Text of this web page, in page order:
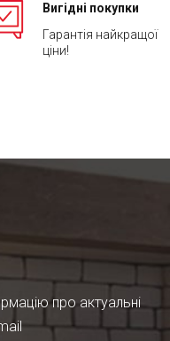
Вигідні покупки
Гарантія найкращої
ціни!
про актуальні